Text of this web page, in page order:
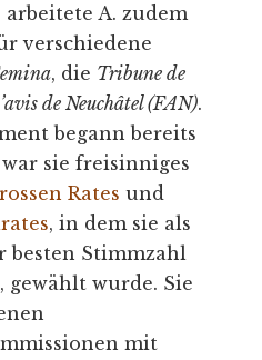
arbeitete A. zudem
verschiedene
, die Tribune de
de Neuchâtel (FAN).
begann bereits
war sie freisinniges
Rates und
, in dem sie als
besten Stimmzahl
gewählt wurde. Sie
mit